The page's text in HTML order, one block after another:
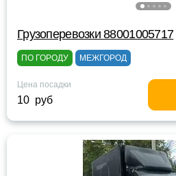
Грузоперевозки 88001005717
ПО ГОРОДУ МЕЖГОРОД
Цена посадки
10 руб